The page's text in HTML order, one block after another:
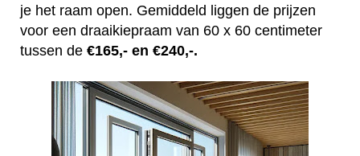
je het raam open. Gemiddeld liggen de prijzen
voor een draaikiepraam van 60 x 60 centimeter
tussen de €165,- en €240,-.